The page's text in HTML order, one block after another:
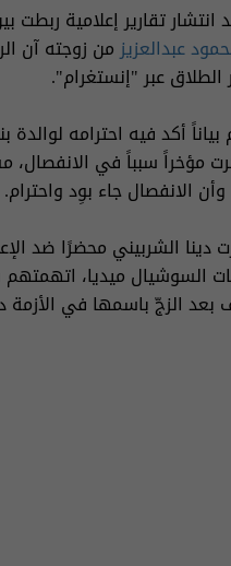
انتشار تقارير إعلامية ربطت
عبدالعزيزمن زوجته آن
الطلاق عبر "إنستغرام".
أكد فيه احترامه لوالدة
مؤخراً سبباً في الانفصال،
الانفصال جاء بوِد واحترام.
دينا الشربيني محضرًا ضد
السوشيال ميديا، اتهمتهم
الزجّ باسمها في الأزمة